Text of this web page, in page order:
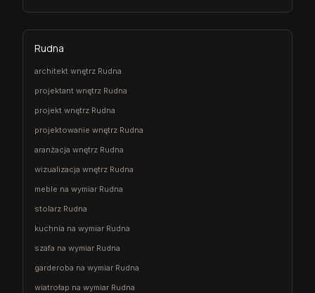
Rudna
architekt wnętrz Rudna
projektant wnętrz Rudna
projekt wnętrz Rudna
projektowanie wnętrz Rudna
aranżacja wnętrz Rudna
wizualizacja wnętrz Rudna
meble na wymiar Rudna
stolarz Rudna
kuchnia na wymiar Rudna
szafa na wymiar Rudna
garderoba na wymiar Rudna
wiatrołap na wymiar Rudna